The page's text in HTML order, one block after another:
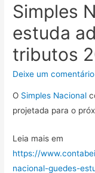
Simples
estuda
tributos
Deixe um comentário
O Simples Nacional
projetada para o
Leia mais em
https://
nacional-guedes-